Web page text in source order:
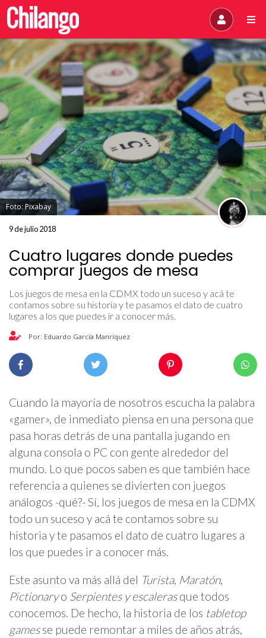
Foto: Pixabay
9 de julio 2018
Cuatro lugares donde puedes
comprar juegos de mesa
Los juegos de mesa en la CDMX todo un suceso y acá te
contamos sobre su historia y te pasamos el dato de cuatro
lugares a los que puedes ir a conocer más.
Por: Eduardo García Manríquez
Cuando la mayoría de nosotros escucha la palabra
«gamer», de inmediato piensa en una persona que
pasa horas detrás de una pantalla jugando en
alguna consola o PC con gente alrededor del
mundo. Lo que pocos saben es que también hace
referencia a quienes se divierten con juegos
análogos -qué?- Sí, los juegos de mesa en la CDMX
todo un suceso y acá te contamos sobre su
historia y te pasamos el dato de cuatro lugares a
los que puedes ir a conocer más.
Este asunto va más allá del Turista, Maratón,
Pictionaryo Serpientes y escalerasque todos
conocemos. De hecho, la historia de los tabletop
gamesse puede remontar a miles de años atrás,